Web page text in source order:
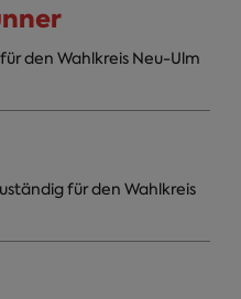
den Wahlkreis Neu-Ulm
für den Wahlkreis